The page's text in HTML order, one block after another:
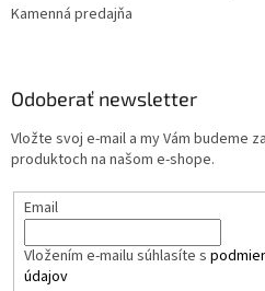
Kamenná predajňa
Odoberať newsletter
Vložte svoj e-mail a my Vám budeme
produktoch na našom e-shope.
Email
Vložením e-mailu súhlasíte s
údajov